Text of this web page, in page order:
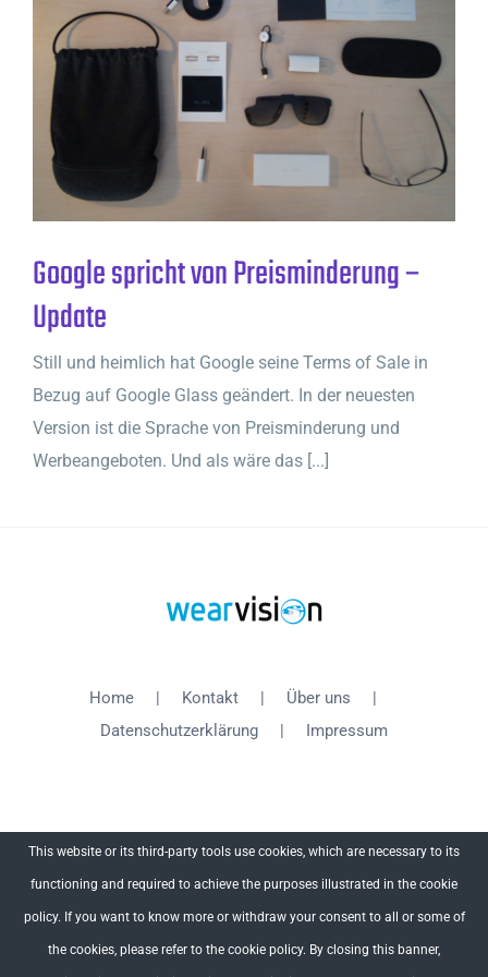
Google spricht von Preisminderung –
Update
Still und heimlich hat Google seine Terms of Sale in
Bezug auf Google Glass geändert. In der neuesten
Version ist die Sprache von Preisminderung und
Werbeangeboten. Und als wäre das [...]
Home Kontakt
Über uns
Datenschutzerklärung
Impressum
This website or its third-party tools use cookies, which are necessary to its
functioning and required to achieve the purposes illustrated in the cookie
policy. If you want to know more or withdraw your consent to all or some of
the cookies, please refer to the cookie policy. By closing this banner,